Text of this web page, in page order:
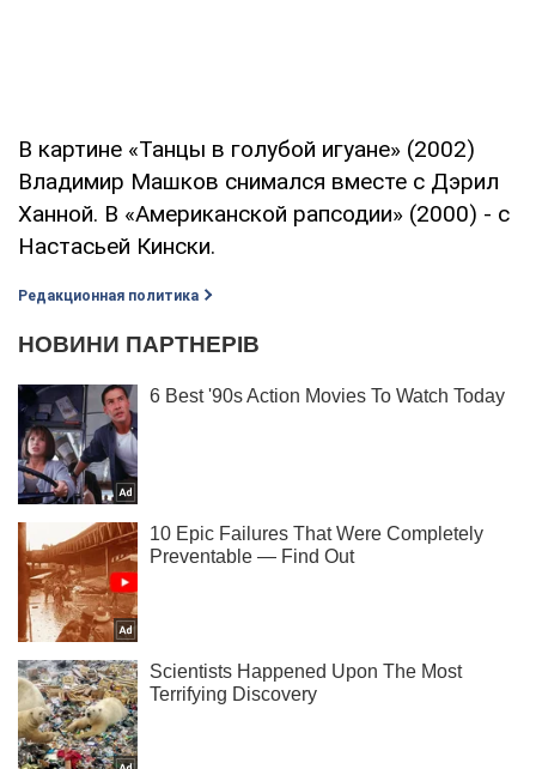
В картине «Танцы в голубой игуане» (2002)
Владимир Машков снимался вместе с Дэрил
Ханной. В «Американской рапсодии» (2000) - с
Настасьей Кински.
Редакционная политика